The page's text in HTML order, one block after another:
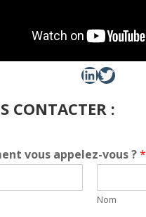
LinkedIn
Twitter
CONTACTER :
vous appelez-vous ?*
Nom